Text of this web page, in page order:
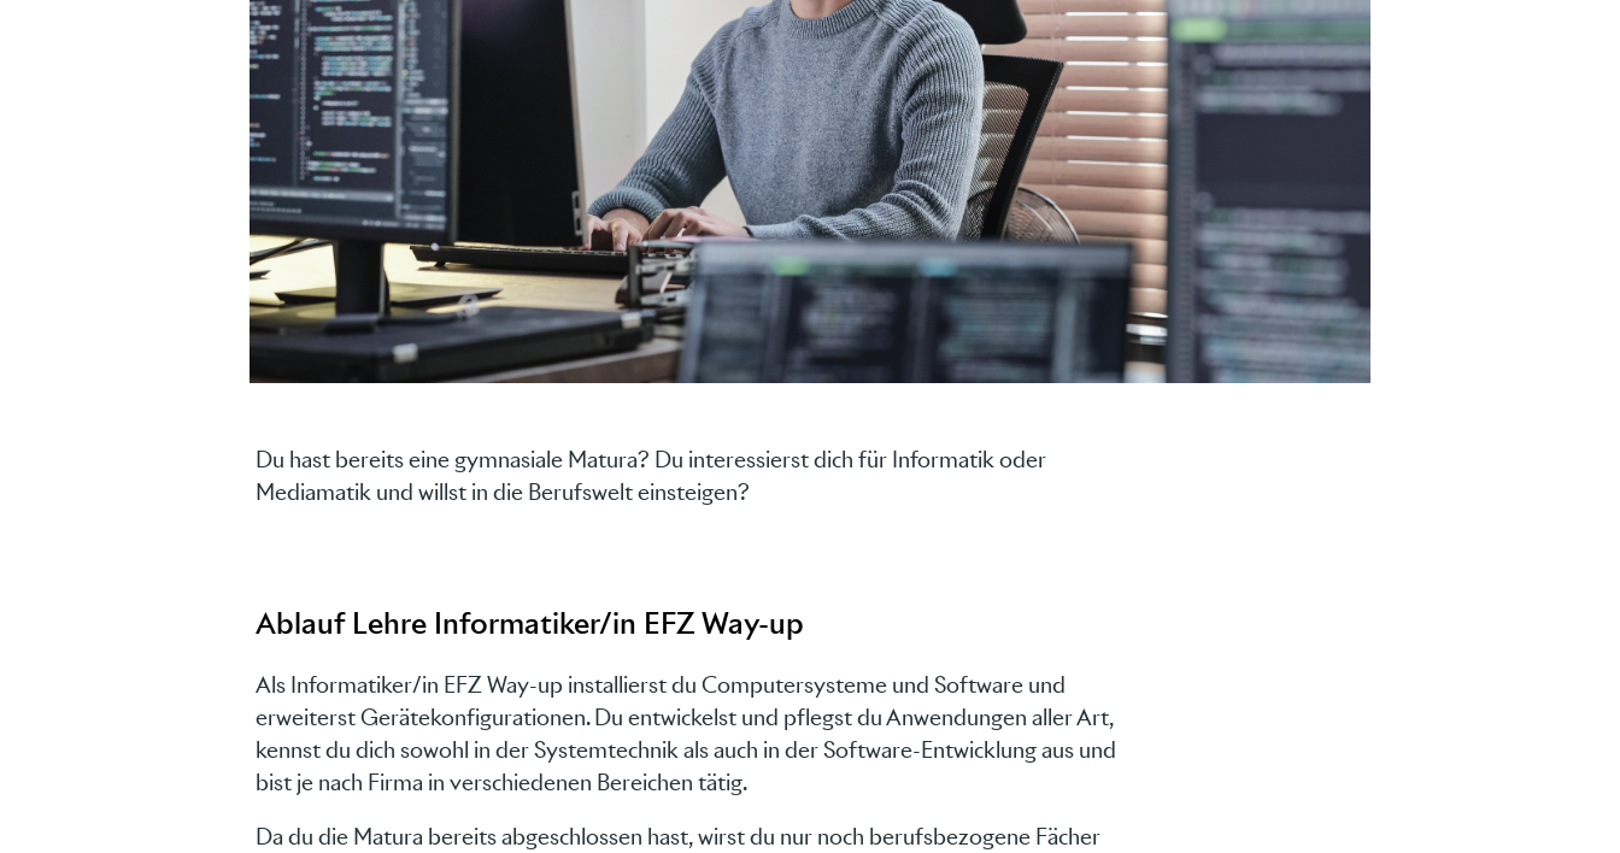
Du hast bereits eine gymnasiale Matura? Du interessierst dich für Informatik oder
Mediamatik und willst in die Berufswelt einsteigen?
Ablauf Lehre Informatiker/in EFZ Way-up
Als Informatiker/in EFZ Way-up installierst du Computersysteme und Software und
erweiterst Gerätekonfigurationen. Du entwickelst und pflegst du Anwendungen aller Art,
kennst du dich sowohl in der Systemtechnik als auch in der Software-Entwicklung aus und
bist je nach Firma in verschiedenen Bereichen tätig.
Da du die Matura bereits abgeschlossen hast, wirst du nur noch berufsbezogene Fächer